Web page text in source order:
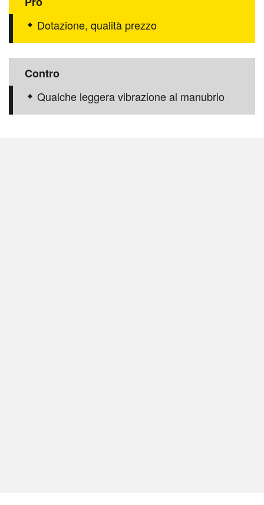
Dotazione, qualità prezzo
Contro
Qualche leggera vibrazione al manubrio